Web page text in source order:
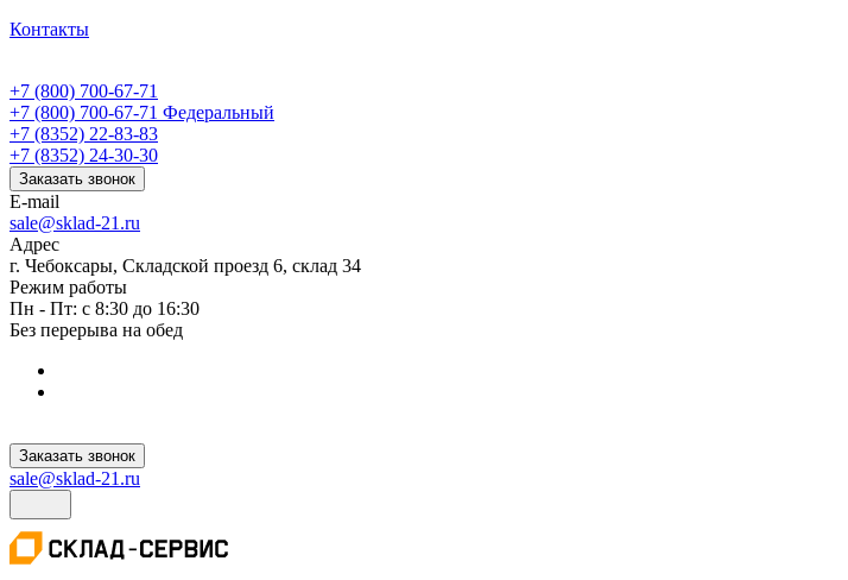
Контакты
+7 (800) 700-67-71
+7 (800) 700-67-71 Федеральный
+7 (8352) 22-83-83
+7 (8352) 24-30-30
Заказать звонок
E-mail
sale@sklad-21.ru
Адрес
г. Чебоксары, Складской проезд 6, склад 34
Режим работы
Пн - Пт: с 8:30 до 16:30
Без перерыва на обед
Заказать звонок
sale@sklad-21.ru